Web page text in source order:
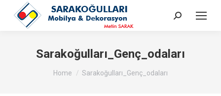
Search:
Sarakoğulları_Genç_odaları
You are here:
Home Sarakoğulları_Genç_odaları